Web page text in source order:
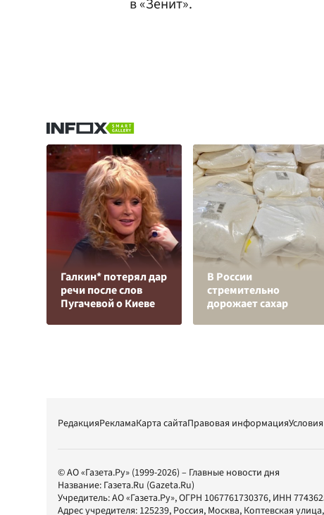
в «Зенит».
Галкин* потерял дар
речи после слов
Пугачевой о Киеве
В России
стремительно
дорожает сахар
РедакцияРекламаКарта сайтаПравовая информация
© АО «Газета.Ру» (1999-2026) – Главные новости дня
Название: Газета.Ru (Gazeta.Ru)
Учредитель:АО «Газета.Ру», ОГРН 1067761730376, ИНН
Адрес учредителя: 125239, Россия, Москва, Коптевская